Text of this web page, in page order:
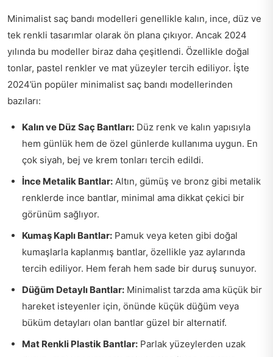
Minimalist saç bandı modelleri genellikle kalın, ince, düz ve
tek renkli tasarımlar olarak ön plana çıkıyor. Ancak 2024
yılında bu modeller biraz daha çeşitlendi. Özellikle doğal
tonlar, pastel renkler ve mat yüzeyler tercih ediliyor. İşte
2024’ün popüler minimalist saç bandı modellerinden
bazıları:
Kalın ve Düz Saç Bantları: Düz renk ve kalın yapısıyla
hem günlük hem de özel günlerde kullanıma uygun. En
çok siyah, bej ve krem tonları tercih edildi.
İnce Metalik Bantlar: Altın, gümüş ve bronz gibi metalik
renklerde ince bantlar, minimal ama dikkat çekici bir
görünüm sağlıyor.
Kumaş Kaplı Bantlar: Pamuk veya keten gibi doğal
kumaşlarla kaplanmış bantlar, özellikle yaz aylarında
tercih ediliyor. Hem ferah hem sade bir duruş sunuyor.
Düğüm Detaylı Bantlar: Minimalist tarzda ama küçük bir
hareket isteyenler için, önünde küçük düğüm veya
büküm detayları olan bantlar güzel bir alternatif.
Mat Renkli Plastik Bantlar: Parlak yüzeylerden uzak